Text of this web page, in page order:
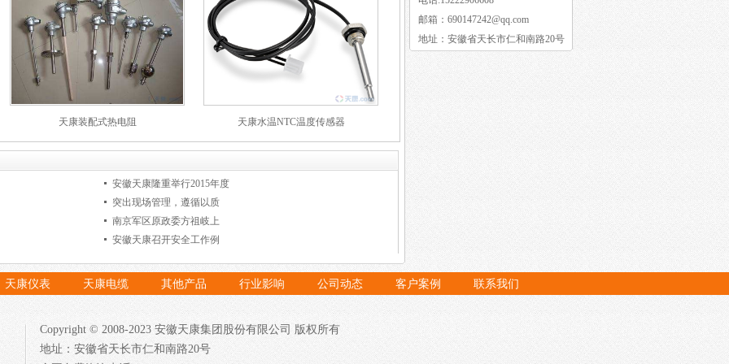
天康装配式热电阻 天康水温NTC温度传感器
安徽天康隆重举行2015年度
突出现场管理，遵循以质
南京军区原政委方祖岐上
安徽天康召开安全工作例
邮箱：690147242@qq.com
地址：安徽省天长市仁和南路20号
天康仪表 天康电缆 其他产品 行业影响 公司动态 客户案例 联系我们
Copyright © 2008-2023 安徽天康集团股份有限公司 版权所有
地址：安徽省天长市仁和南路20号